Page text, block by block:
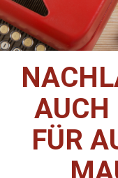
AUCH
FÜR